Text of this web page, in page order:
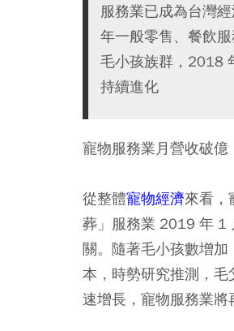
服務業已成為台灣
年一般零售、餐飲
毛小孩族群，2018
持續進化
寵物服務業月營收破億
從整體寵物經濟來看，
葬」服務業 2019 年 1
關。隨著毛小孩數增
本，時勢研究推測，
速增長，寵物服務業將